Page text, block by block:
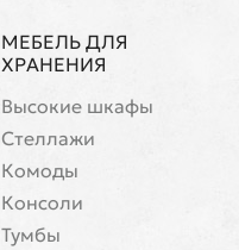
МЕБЕЛЬ ДЛЯ
ХРАНЕНИЯ
Высокие шкафы
Стеллажи
Комоды
Консоли
Тумбы